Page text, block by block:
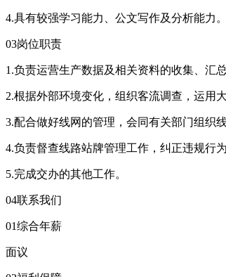
4.具有较强学习能力、公文写作及分析能力。
03岗位职责
1.负责运营生产数据及相关资料的收集、汇
2.根据外部环境变化，组织客流调查，运用
3.配合做好线网的管理，会同有关部门组织
4.负责督查线路站牌管理工作，纠正违规行
5.完成交办的其他工作。
04联系我们
01综合年薪
面议